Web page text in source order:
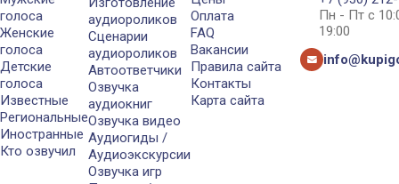
голоса
Женские
голоса
Детские
голоса
Известные
Региональные
Иностранные
Кто озвучил
аудиороликов
Сценарии
аудиороликов
Автоответчики
Озвучка
аудиокниг
Озвучка видео
Аудиогиды /
Аудиоэкскурсии
Озвучка игр
Оплата
FAQ
Вакансии
Правила сайта
Контакты
Карта сайта
Пн - Пт с
19:00